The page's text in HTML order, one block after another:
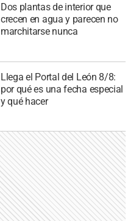
Dos plantas de interior que
crecen en agua y parecen no
marchitarse nunca
Llega el Portal del León 8/8:
por qué es una fecha especial
y qué hacer